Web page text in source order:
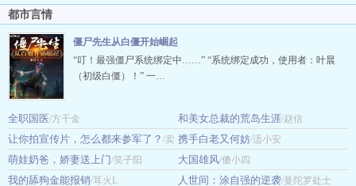
月文逸
都市言情
僵尸先生从白僵开始崛起
“叮！最强僵尸系统绑定中……” “系统绑定成功，使用者：叶晨
（初级白僵）！” 一…
全职国医/方千金 和美女总裁的荒岛生涯/赵信
让你拍宣传片，怎么都来参军了？ /卖
萝卜的小兔子
携手白老又何妨/适小安
萌娃奶爸，娇妻送上门/笑子阳 大国雄风/傻小四
我的舔狗金能报销/耳火L 人世间：涂自强的逆袭/曼陀罗处士